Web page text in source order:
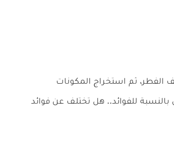
الفطر، ثم استخراج المكونات
بالنسبة للفوائد.. هل تختلف عن فوائد